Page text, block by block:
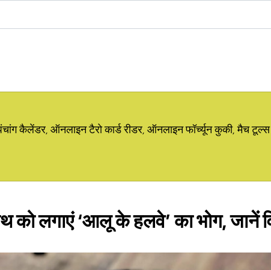
कैलेंडर, ऑनलाइन टैरो कार्ड रीडर, ऑनलाइन फॉर्च्यून कुकी, मैच टूल्स
को लगाएं ‘आलू के हलवे’ का भोग, जानें